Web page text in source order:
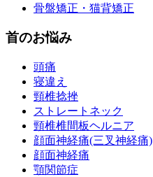
骨盤矯正・猫背矯正
首のお悩み
頭痛
寝違え
頸椎捻挫
ストレートネック
頸椎椎間板ヘルニア
顔面神経痛(三叉神経痛)
顔面神経痛
顎関節症